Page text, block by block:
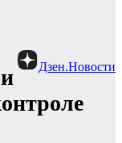
Дзен.Новости